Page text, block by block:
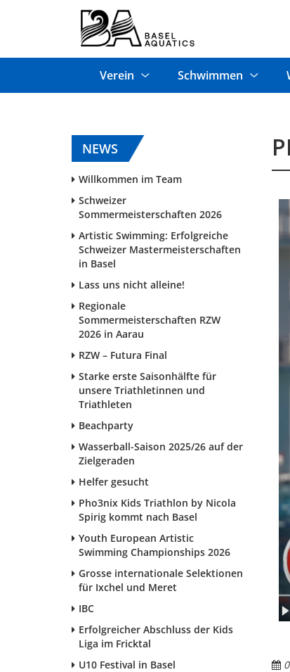
Verein Schwimmen
NEWS
Willkommen im Team
Schweizer
Sommermeisterschaften 2026
Artistic Swimming: Erfolgreiche
Schweizer Mastermeisterschaften
in Basel
Lass uns nicht alleine!
Regionale
Sommermeisterschaften RZW
2026 in Aarau
RZW – Futura Final
Starke erste Saisonhälfte für
unsere Triathletinnen und
Triathleten
Beachparty
Wasserball-Saison 2025/26 auf der
Zielgeraden
Helfer gesucht
Pho3nix Kids Triathlon by Nicola
Spirig kommt nach Basel
Youth European Artistic
Swimming Championships 2026
Grosse internationale Selektionen
für Ixchel und Meret
IBC
Erfolgreicher Abschluss der Kids
Liga im Fricktal
U10 Festival in Basel